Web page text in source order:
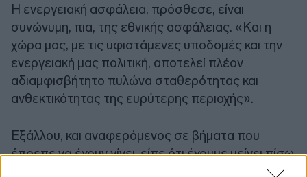
Η ενεργειακή ασφάλεια, πρόσθεσε, είναι
συνώνυμη, πια, της εθνικής ασφάλειας. «Και η
χώρα μας, με τις υφιστάμενες υποδομές και την
ενεργειακή μας πολιτική, αποτελεί πλέον
αδιαμφισβήτητο πυλώνα σταθερότητας και
ανθεκτικότητας της ευρύτερης περιοχής».
Εξάλλου, και αναφερόμενος σε βήματα που
έπρεπε να έχουν γίνει, είπε ότι έχουμε μείνει πίσω